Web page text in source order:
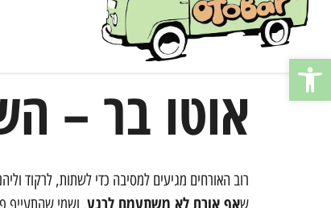
פתח סרגל נגישות
אוטו בר –
רוב האורחים מגיעים למסיבה כדי לשתות, לרקוד
שאף אורח לא משתעמם לרגע, ושמי שהתעייף